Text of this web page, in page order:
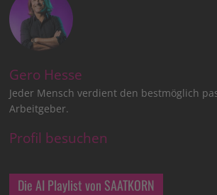
Gero Hesse
Jeder Mensch verdient den bestmöglich
Arbeitgeber.
Profil besuchen
Die AI Playlist von SAATKORN